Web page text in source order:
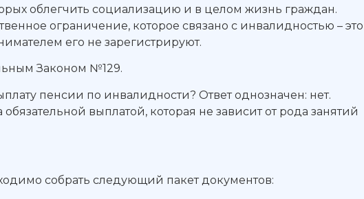
облегчить социализацию и в целом жизнь граждан.
ограничение, которое связано с инвалидностью – это
его не зарегистрируют.
Законом №129.
пенсии по инвалидности? Ответ однозначен: нет.
выплатой, которая не зависит от рода занятий
собрать следующий пакет документов: